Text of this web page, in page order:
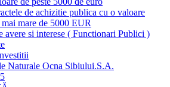
de achizitie publica cu o valoare
mai mare de 5000 EUR
avere si interese ( Functionari Publici )
Naturale Ocna Sibiului.S.A.